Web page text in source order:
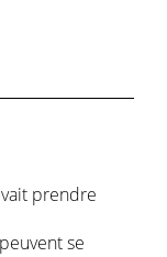
prendre
se